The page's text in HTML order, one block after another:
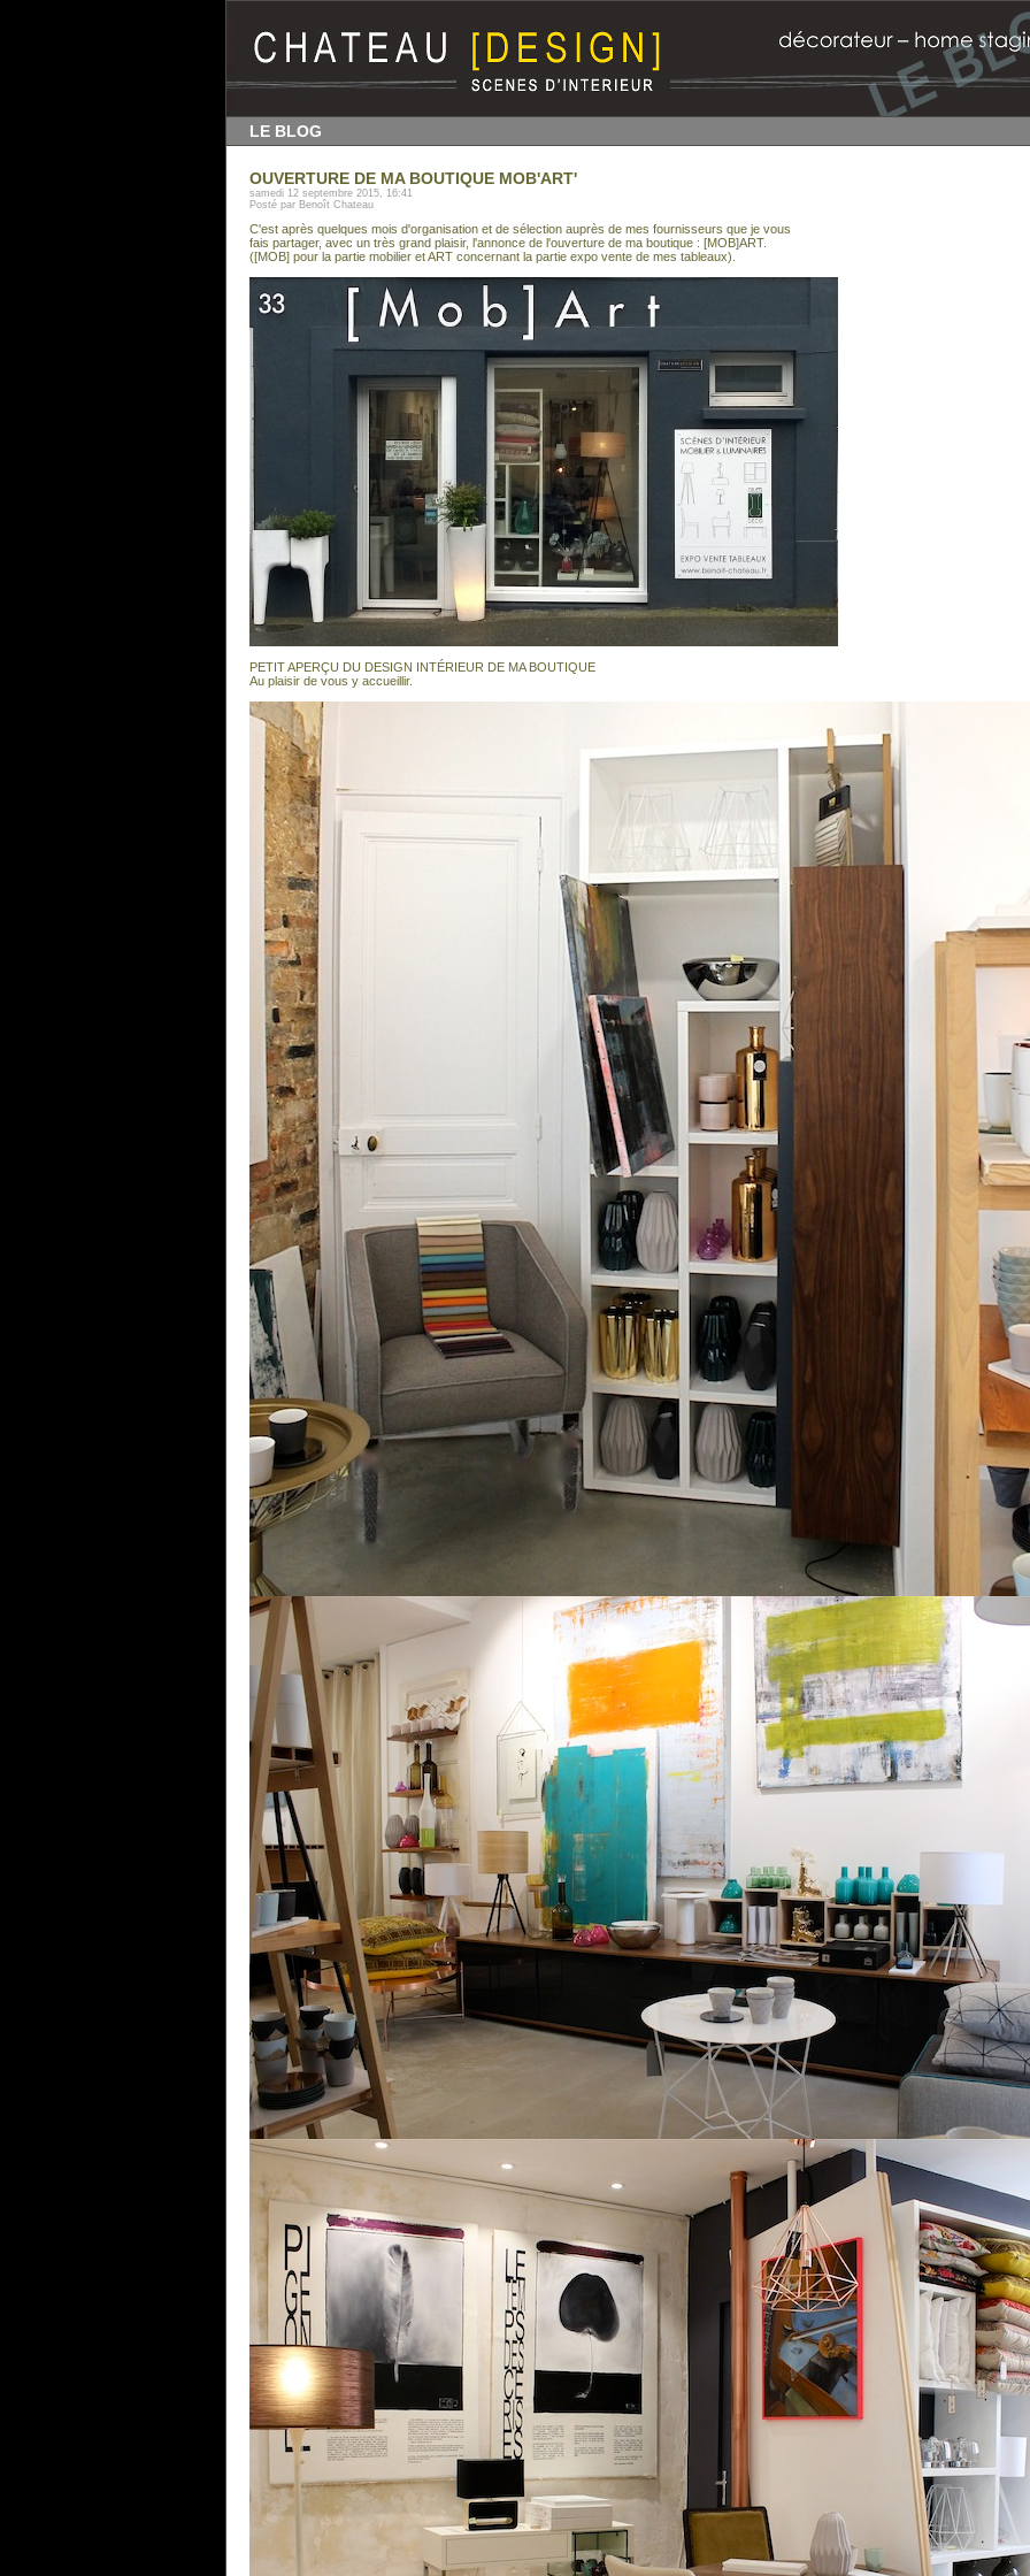
LE BLOG
OUVERTURE DE MA BOUTIQUE MOB'ART'
samedi 12 septembre 2015, 16:41
Posté par Benoît Chateau
C'est après quelques mois d'organisation et de sélection auprès de mes fournisseurs que je vous
fais partager, avec un très grand plaisir, l'annonce de l'ouverture de ma boutique : [MOB]ART.
([MOB] pour la partie mobilier et ART concernant la partie expo vente de mes tableaux).
PETIT APERÇU DU DESIGN INTÉRIEUR DE MA BOUTIQUE
Au plaisir de vous y accueillir.